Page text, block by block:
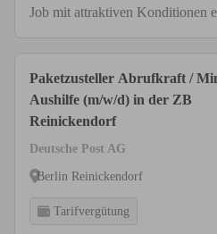
Job mit attraktiven Konditionen
Paketzusteller Abrufkraft /
Aushilfe (m/w/d) in der ZB
Reinickendorf
Deutsche Post AG
Berlin Reinickendorf
Tarifvergütung